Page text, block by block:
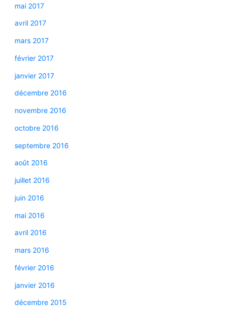
mai 2017
avril 2017
mars 2017
février 2017
janvier 2017
décembre 2016
novembre 2016
octobre 2016
septembre 2016
août 2016
juillet 2016
juin 2016
mai 2016
avril 2016
mars 2016
février 2016
janvier 2016
décembre 2015